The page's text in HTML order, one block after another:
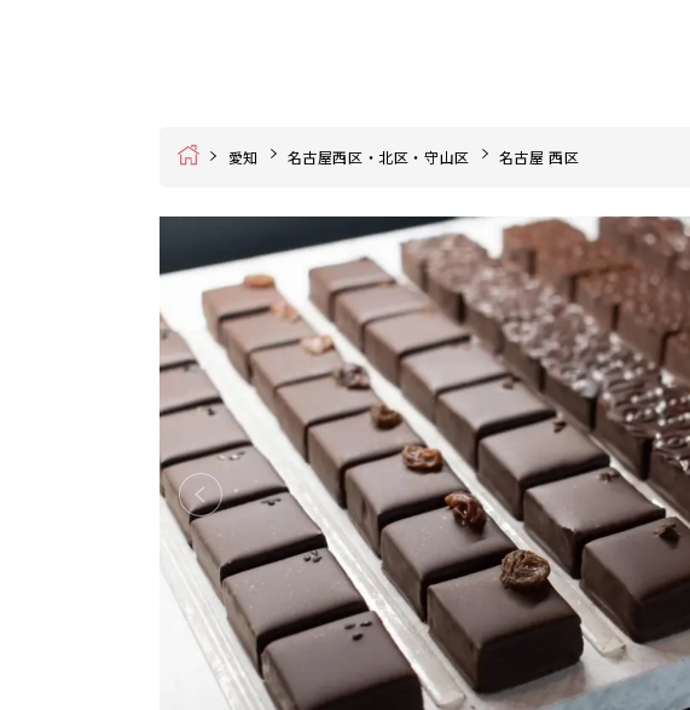
Home 愛知 名古屋西区・北区・守山区 名古屋 西区